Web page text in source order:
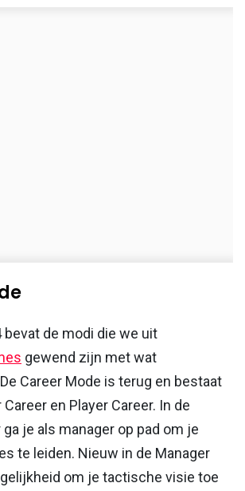
bevat de modi die we uit
gewend zijn met wat
Career Mode is terug en bestaat
en Player Career. In de
ga je als manager op pad om je
te leiden. Nieuw in de Manager
om je tactische visie toe